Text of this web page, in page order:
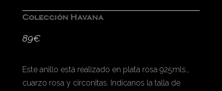
Colección Havana
89€
Este anillo está realizado en plata rosa 925mls.,
cuarzo rosa y circonitas. Indícanos la talla de